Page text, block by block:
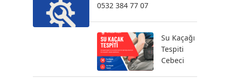
0532 384 77 07
Su Kaçağı
Tespiti
Cebeci